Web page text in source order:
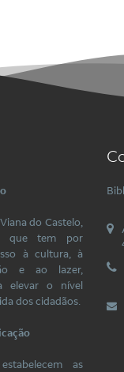
do Castelo,
que tem por
à cultura, à
e ao lazer,
elevar o nível
dos cidadãos.
as